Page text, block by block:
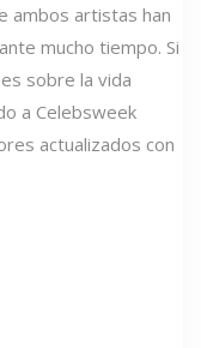
ambos artistas han
mucho tiempo. Si
sobre la vida
a Celebsweek
actualizados con